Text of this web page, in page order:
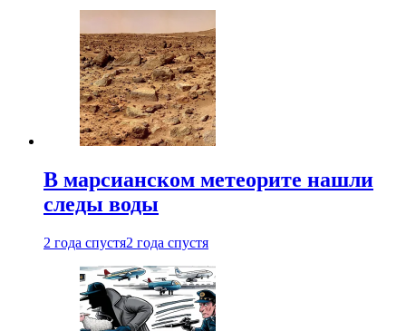
В марсианском метеорите нашли
следы воды
2 года спустя2 года спустя